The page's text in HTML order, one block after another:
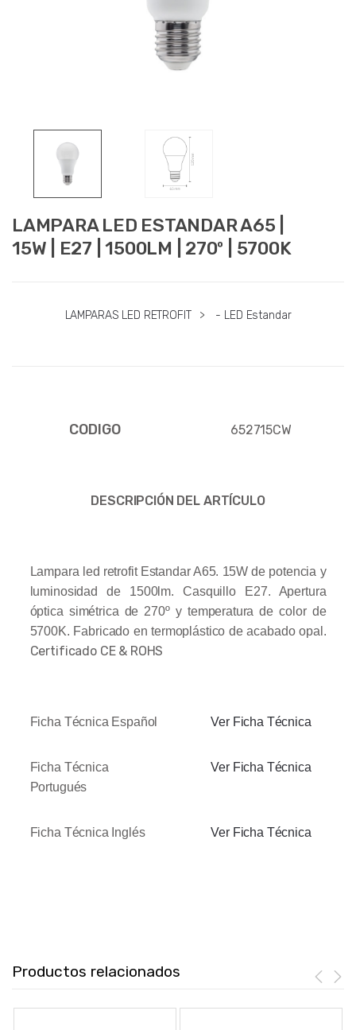
LAMPARA LED ESTANDAR A65 |
15W | E27 | 1500LM | 270º | 5700K
LAMPARAS LED RETROFIT > - LED Estandar
CODIGO 652715CW
DESCRIPCIÓN DEL ARTÍCULO
Lampara led retrofit Estandar A65. 15W de potencia y
luminosidad de 1500lm. Casquillo E27. Apertura
óptica simétrica de 270º y temperatura de color de
5700K. Fabricado en termoplástico de acabado opal.
Certificado CE & ROHS
Ficha Técnica Español Ver Ficha Técnica
Ficha Técnica
Portugués
Ver Ficha Técnica
Ficha Técnica Inglés Ver Ficha Técnica
Productos relacionados